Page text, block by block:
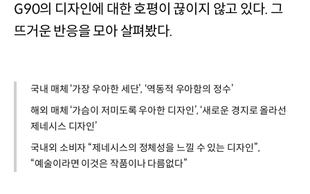
G90의 디자인에 대한 호평이 끊이지 않고 있다. 그
뜨거운 반응을 모아 살펴봤다.
국내 매체 ‘가장 우아한 세단’, ‘역동적 우아함의 정수’
해외 매체 ‘가슴이 저미도록 우아한 디자인’, ‘새로운 경지로 올라선
제네시스 디자인’
국내외 소비자 “제네시스의 정체성을 느낄 수 있는 디자인”,
“예술이라면 이것은 작품이나 다름없다”